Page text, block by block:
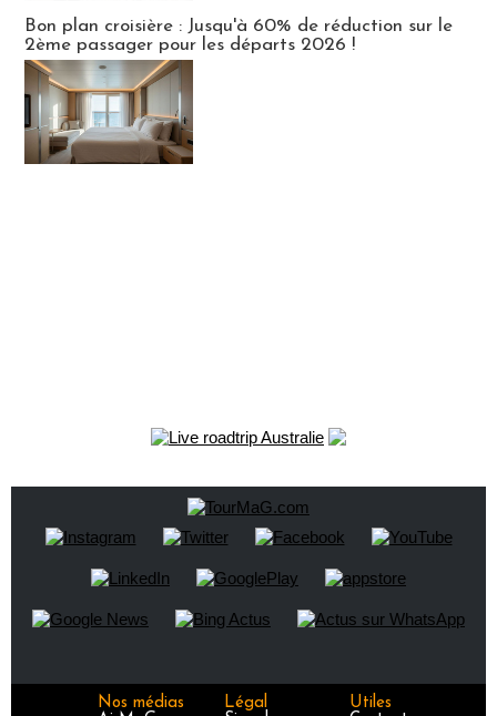
Bon plan croisière : Jusqu'à 60% de réduction sur le
2ème passager pour les départs 2026 !
Nos médias
Légal
Utiles